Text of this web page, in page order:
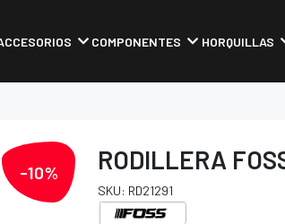
COMPONENTES HORQUILLAS
-10% RODILLERA
SKU: RD21291